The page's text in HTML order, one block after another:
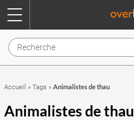
Accueil » Tags » Animalistes de thau
Animalistes de thau